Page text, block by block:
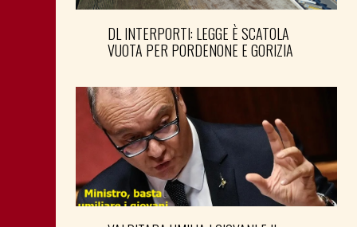
DL INTERPORTI: LEGGE È SCATOLA
VUOTA PER PORDENONE E GORIZIA